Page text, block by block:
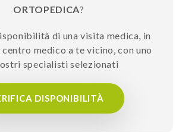
ORTOPEDICA?
di una visita medica, in
centro medico a te vicino, con uno
specialisti selezionati
DISPONIBILITÀ